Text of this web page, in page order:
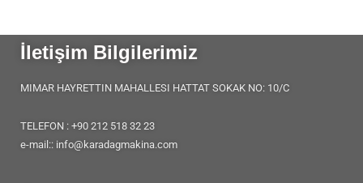
İletişim Bilgilerimiz
MIMAR HAYRETTIN MAHALLESI HATTAT SOKAK NO: 10/C
TELEFON : +90 212 518 32 23
e-mail:: info@karadagmakina.com